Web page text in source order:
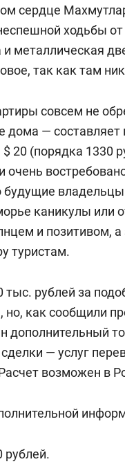
сердце
ходьбы
металлическая
так как там
совсем не
дома — составляет
20 (порядка 1330
очень
будущие
каникулы или
и позитивом,
туристам.
тыс. рублей за
но, как сообщили
— услуг
возможен в
рублей.